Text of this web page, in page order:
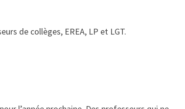
de collèges, EREA, LP et LGT.